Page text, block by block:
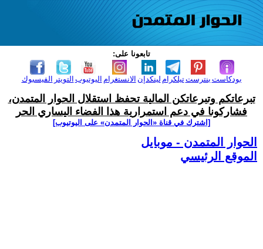
تابعونا على:
الفيسبوك التويتر اليوتيوب الانستغرام لينكدإن تيلكرامبنترست بودكاست
تبرعاتكم وتبرعاتكن المالية تحفظ استقلال الحوار المتمدن،
فشاركونا في دعم استمرارية هذا الفضاء اليساري الحر
[اشترك في قناة ‫«الحوار المتمدن» على اليوتيوب]
الحوار المتمدن - موبايل
الموقع الرئيسي